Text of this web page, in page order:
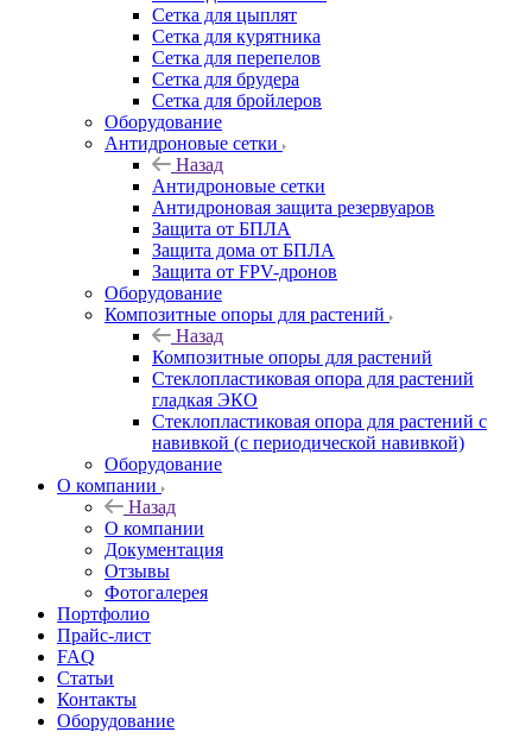
Сетка для цыплят
Сетка для курятника
Сетка для перепелов
Сетка для брудера
Сетка для бройлеров
Оборудование
Антидроновые сетки
Назад
Антидроновые сетки
Антидроновая защита резервуаров
Защита от БПЛА
Защита дома от БПЛА
Защита от FPV-дронов
Оборудование
Композитные опоры для растений
Назад
Композитные опоры для растений
Стеклопластиковая опора для растений
гладкая ЭКО
Стеклопластиковая опора для растений с
навивкой (с периодической навивкой)
Оборудование
О компании
Назад
О компании
Документация
Отзывы
Фотогалерея
Портфолио
Прайс-лист
FAQ
Статьи
Контакты
Оборудование